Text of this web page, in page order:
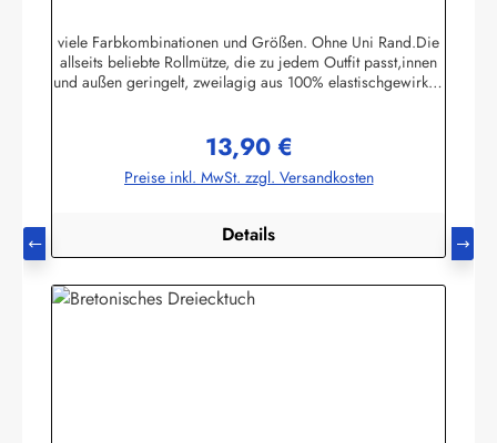
viele Farbkombinationen und Größen. Ohne Uni Rand.Die
allseits beliebte Rollmütze, die zu jedem Outfit passt,innen
und außen geringelt, zweilagig aus 100% elastischgewirkter
zu allen Ringelmuster - Hemden. Größe 0 - bis 46 cm
Kopfumfang (bis 18 Monate)Größe 1 - bis 52 cm
Kopfumfang (Kleinkinder)Größe 2 - bis 55 cm Kopfumfang
cm Kopfumfang Herstellerinformationen:AS
Bekleidungswerk GmbHHeglitzer Str. 1226409
Wittmundinfo@modas-bekleidung.de
Regulärer Preis:
13,90 €
Preise inkl. MwSt. zzgl. Versandkosten
Details